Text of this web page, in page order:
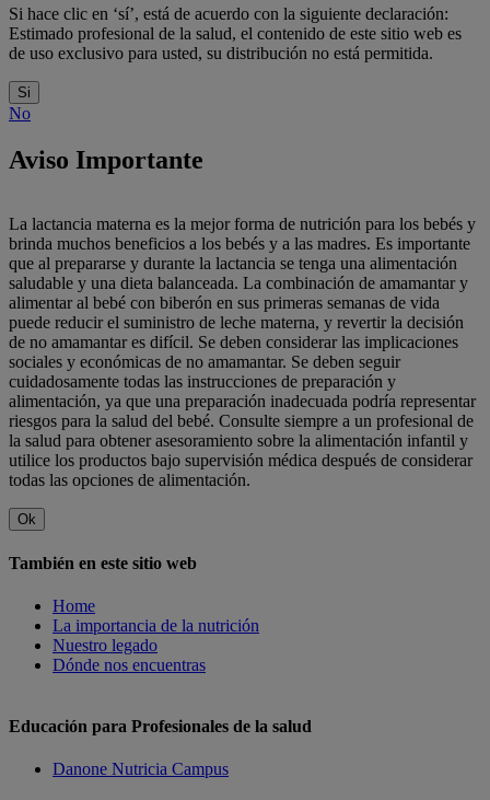
Si hace clic en ‘sí’, está de acuerdo con la siguiente declaración:
Estimado profesional de la salud, el contenido de este sitio web es
de uso exclusivo para usted, su distribución no está permitida.
Si
No
Aviso Importante
La lactancia materna es la mejor forma de nutrición para los bebés y
brinda muchos beneficios a los bebés y a las madres. Es importante
que al prepararse y durante la lactancia se tenga una alimentación
saludable y una dieta balanceada. La combinación de amamantar y
alimentar al bebé con biberón en sus primeras semanas de vida
puede reducir el suministro de leche materna, y revertir la decisión
de no amamantar es difícil. Se deben considerar las implicaciones
sociales y económicas de no amamantar. Se deben seguir
cuidadosamente todas las instrucciones de preparación y
alimentación, ya que una preparación inadecuada podría representar
riesgos para la salud del bebé. Consulte siempre a un profesional de
la salud para obtener asesoramiento sobre la alimentación infantil y
utilice los productos bajo supervisión médica después de considerar
todas las opciones de alimentación.
Ok
También en este sitio web
Home
La importancia de la nutrición
Nuestro legado
Dónde nos encuentras
Educación para Profesionales de la salud
Danone Nutricia Campus